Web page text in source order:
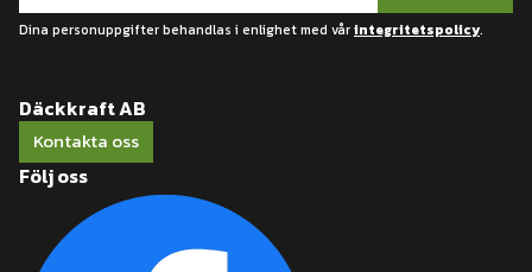
Dina personuppgifter behandlas i enlighet med vårintegritetspolicy.
Däckkraft AB
Kontakta oss
Följ oss